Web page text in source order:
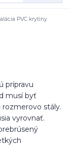
PVC krytiny
prípravu
musí byť
stály.
vyrovnať.